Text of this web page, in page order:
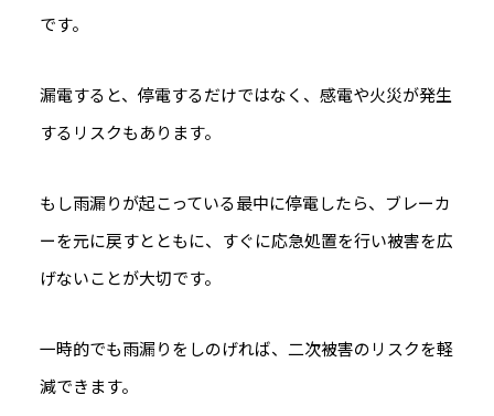
です。
漏電すると、停電するだけではなく、感電や火災が発生
するリスクもあります。
もし雨漏りが起こっている最中に停電したら、ブレーカ
ーを元に戻すとともに、すぐに応急処置を行い被害を広
げないことが大切です。
一時的でも雨漏りをしのげれば、二次被害のリスクを軽
減できます。